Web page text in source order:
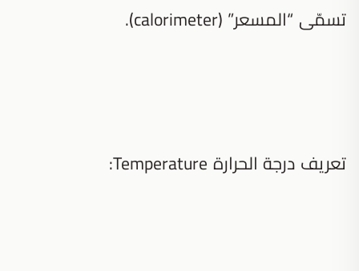
تسمّى “المسعر” (calorimeter).
تعريف درجة الحرارة Temperature: